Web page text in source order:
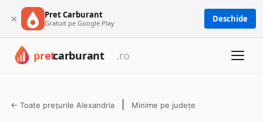
× Pret Carburant
Gratuit pe Google Play Deschide
← Toate prețurile Alexandria Minime pe județe